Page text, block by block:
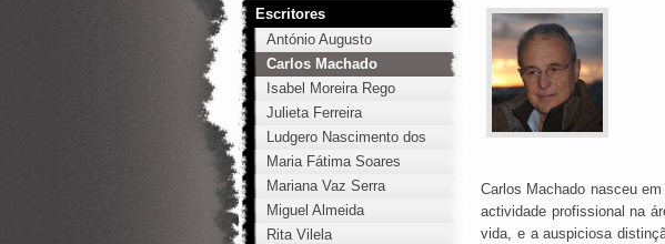
Carlos Machado nasceu
actividade profissional na
vida, e a auspiciosa
Escritores
António Augusto
Carlos Machado
Isabel Moreira Rego
Julieta Ferreira
Ludgero Nascimento dos
Santos
Maria Fátima Soares
Mariana Vaz Serra
Miguel Almeida
Rita Vilela